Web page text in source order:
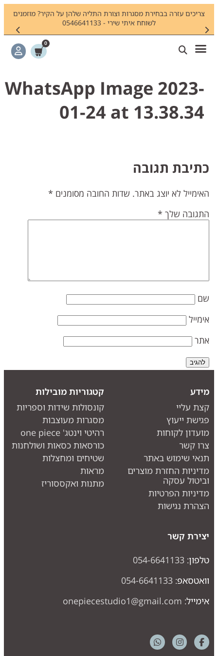
צריכים עזרה בבחירת מסגרות וצורת התליה שלהן על הקיר? מוזמנים
לשוחח איתי שירי - 0546641133
WhatsApp Image 2023-
01-24 at 13.38.34
תגובה
לא יוצג באתר. שדות החובה מסומנים*
שלך*
עליי
ייעוץ
לקוחות
קשר
שימוש באתר
החזרת מוצרים
עסקה
הפרטיות
נגישות
קטגוריות מובילות
קונסולות שידות וספריות
מסגרות מעוצבות
רהיטי וינטג' one piece
כורסאות כסאות ושולחנות
שטיחים ומחצלות
מראות
מתנות ואקססוריז
קשר
054-6641133
054-6641133
onepiecestudio1@gmail.com